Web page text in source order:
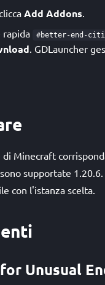
Add Addons.
rapida
#better-end-
. GDLauncher
Minecraft
supportate
con l'istanza scelta.
Unusual